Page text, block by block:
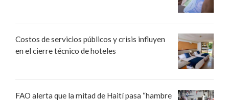
Costos de servicios públicos y crisis influyen
en el cierre técnico de hoteles
FAO alerta que la mitad de Haití pasa “hambre